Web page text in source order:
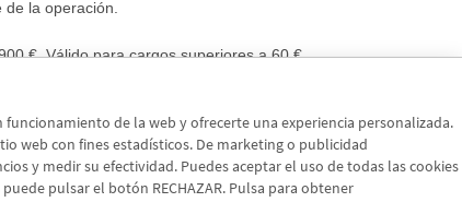
de la web y ofrecerte una experiencia personalizada.
web con fines estadísticos. De marketing o publicidad
y medir su efectividad. Puedes aceptar el uso de todas las cookies
pulsar el botón RECHAZAR. Pulsa para obtener
de la operación.
€. Válido para cargos superiores a 60 €